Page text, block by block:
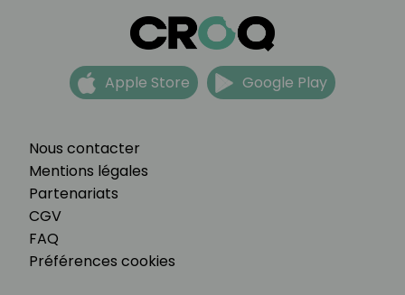
Nous contacter
Mentions légales
Partenariats
CGV
FAQ
Préférences cookies
Apple Store Google Play